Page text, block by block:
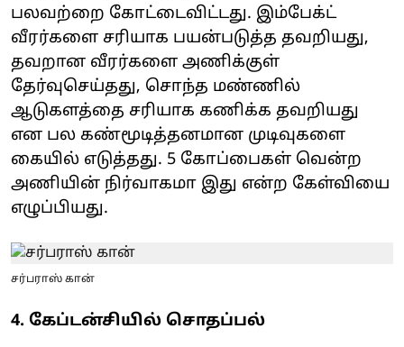
பலவற்றை கோட்டைவிட்டது. இம்பேக்ட்
வீரர்களை சரியாக பயன்படுத்த தவறியது,
தவறான வீரர்களை அணிக்குள்
தேர்வுசெய்தது, சொந்த மண்ணில்
ஆடுகளத்தை சரியாக கணிக்க தவறியது
என பல கண்மூடித்தனமான முடிவுகளை
கையில் எடுத்தது. 5 கோப்பைகள் வென்ற
அணியின் நிர்வாகமா இது என்ற கேள்வியை
எழுப்பியது.
சர்பராஸ் கான்
4. கேப்டன்சியில் சொதப்பல்